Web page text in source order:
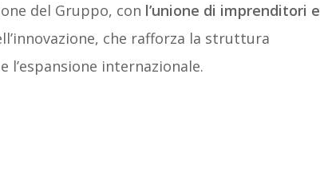
del Gruppo, con l’unione di imprenditori e
che rafforza la struttura
l’espansione internazionale.